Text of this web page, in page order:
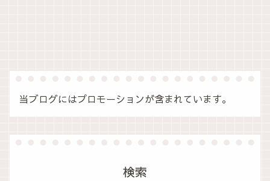
当ブログにはプロモーションが含まれています。
検索